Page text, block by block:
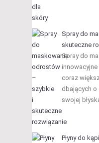
Spray do
skuteczne
Spray do
coraz
dbających o
swojej
Płyny do